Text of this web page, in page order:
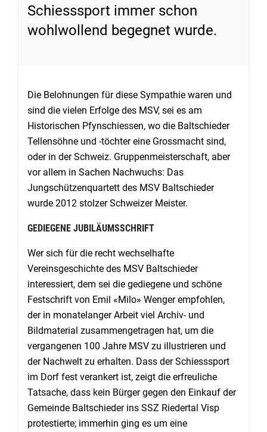
Schiesssport immer schon
wohlwollend begegnet wurde.
Die Belohnungen für diese Sympathie waren und
sind die vielen Erfolge des MSV, sei es am
Historischen Pfynschiessen, wo die Baltschieder
Tellensöhne und -töchter eine Grossmacht sind,
oder in der Schweiz. Gruppenmeisterschaft, aber
vor allem in Sachen Nachwuchs: Das
Jungschützenquartett des MSV Baltschieder
wurde 2012 stolzer Schweizer Meister.
GEDIEGENE JUBILÄUMSSCHRIFT
Wer sich für die recht wechselhafte
Vereinsgeschichte des MSV Baltschieder
interessiert, dem sei die gediegene und schöne
Festschrift von Emil «Milo» Wenger empfohlen,
der in monatelanger Arbeit viel Archiv- und
Bildmaterial zusammengetragen hat, um die
vergangenen 100 Jahre MSV zu illustrieren und
der Nachwelt zu erhalten. Dass der Schiesssport
im Dorf fest verankert ist, zeigt die erfreuliche
Tatsache, dass kein Bürger gegen den Einkauf der
Gemeinde Baltschieder ins SSZ Riedertal Visp
protestierte; immerhin ging es um eine